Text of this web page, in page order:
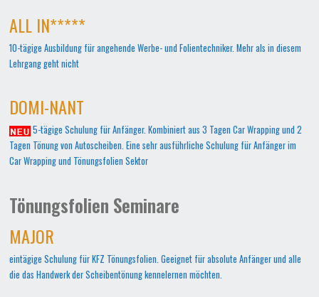
ALL IN*****
10-tägige Ausbildung für angehende Werbe- und Folientechniker. Mehr als in diesem
Lehrgang geht nicht
DOMI-NANT
5-tägige Schulung für Anfänger. Kombiniert aus 3 Tagen Car Wrapping und 2
Tagen Tönung von Autoscheiben. Eine sehr ausführliche Schulung für Anfänger im
Car Wrapping und Tönungsfolien Sektor
Tönungsfolien Seminare
MAJOR
eintägige Schulung für KFZ Tönungsfolien. Geeignet für absolute Anfänger und alle
die das Handwerk der Scheibentönung kennelernen möchten.